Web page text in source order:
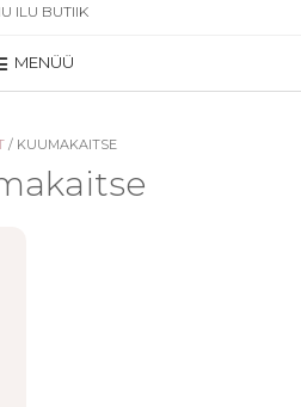
Cashmere mask
/ 500ml - 500ml
ILU BUTIIK
MENÜÜ
/ KUUMAKAITSE